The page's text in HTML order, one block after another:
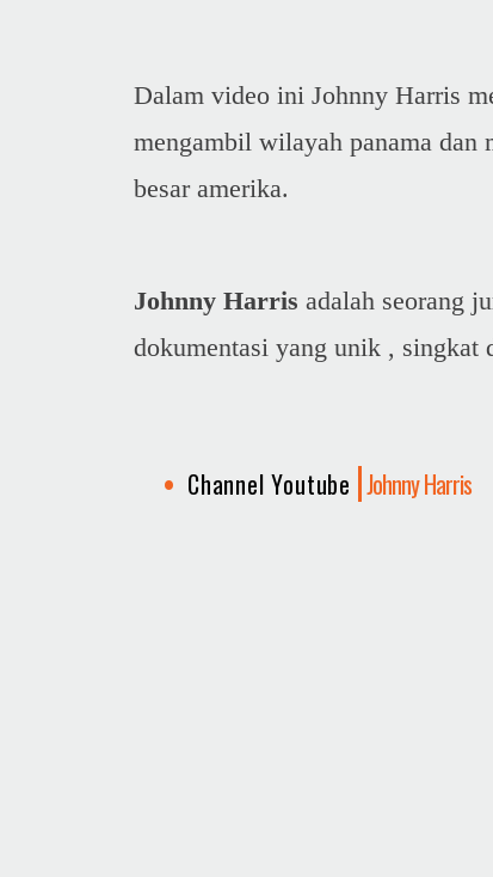
Dalam video ini Johnny Harris
mengambil wilayah panama dan
besar amerika.
Johnny Harris adalah seorang
dokumentasi yang unik , singkat
Channel Youtube Johnny Harris